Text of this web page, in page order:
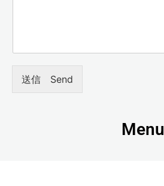
送信 Send
Menu